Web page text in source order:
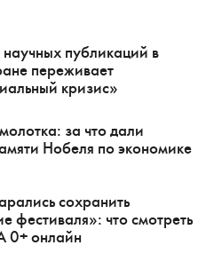
публикаций в
переживает
кризис»
за что дали
Нобеля по экономике
сохранить
фестиваля»: что смотреть
0+ онлайн